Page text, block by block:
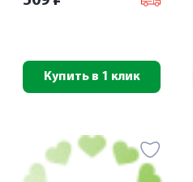
Купить в 1 клик